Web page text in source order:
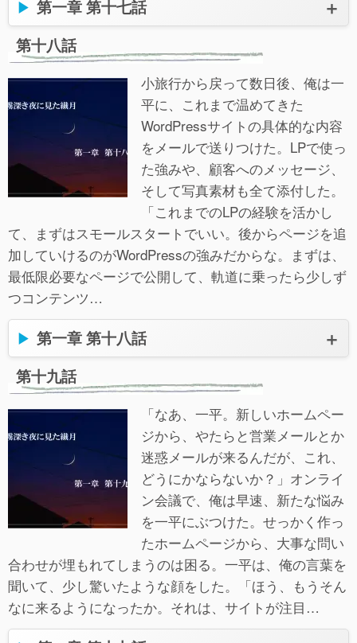
第一章 第十七話
第十八話
小旅行から戻って数日後、俺は一
平に、これまで温めてきた
WordPressサイトの具体的な内容
をメールで送りつけた。LPで使っ
た強みや、顧客へのメッセージ、
そして写真素材も全て添付した。
「これまでのLPの経験を活かし
て、まずはスモールスタートでいい。後からページを追
加していけるのがWordPressの強みだからな。まずは、
最低限必要なページで公開して、軌道に乗ったら少しず
つコンテンツ…
第一章 第十八話
第十九話
「なあ、一平。新しいホームペー
ジから、やたらと営業メールとか
迷惑メールが来るんだが、これ、
どうにかならないか？」オンライ
ン会議で、俺は早速、新たな悩み
を一平にぶつけた。せっかく作っ
たホームページから、大事な問い
合わせが埋もれてしまうのは困る。一平は、俺の言葉を
聞いて、少し驚いたような顔をした。「ほう、もうそん
なに来るようになったか。それは、サイトが注目…